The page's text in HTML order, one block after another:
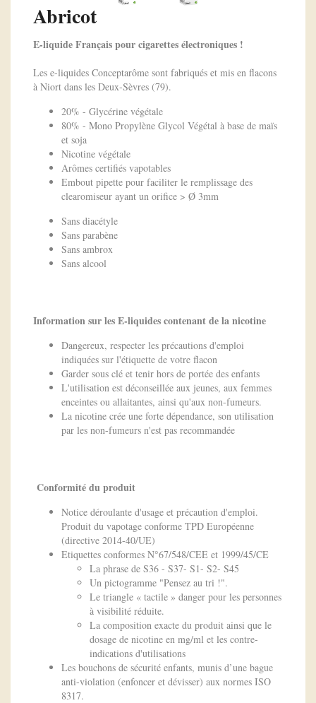
Abricot
E-liquide Français pour cigarettes électroniques !
Les e-liquides Conceptarôme sont fabriqués et mis en flacons
à Niort dans les Deux-Sèvres (79).
20% - Glycérine végétale
80% - Mono Propylène Glycol Végétal à base de maïs
et soja
Nicotine végétale
Arômes certifiés vapotables
Embout pipette pour faciliter le remplissage des
clearomiseur ayant un orifice > Ø 3mm
Sans diacétyle
Sans parabène
Sans ambrox
Sans alcool
Information sur les E-liquides contenant de la nicotine
Dangereux, respecter les précautions d'emploi
indiquées sur l'étiquette de votre flacon
Garder sous clé et tenir hors de portée des enfants
L'utilisation est déconseillée aux jeunes, aux femmes
enceintes ou allaitantes, ainsi qu'aux non-fumeurs.
La nicotine crée une forte dépendance, son utilisation
par les non-fumeurs n'est pas recommandée
Conformité du produit
Notice déroulante d'usage et précaution d'emploi.
Produit du vapotage conforme TPD Européenne
(directive 2014-40/UE)
Etiquettes conformes N°67/548/CEE et 1999/45/CE
La phrase de S36 - S37- S1- S2- S45
Un pictogramme "Pensez au tri !".
Le triangle « tactile » danger pour les personnes
à visibilité réduite.
La composition exacte du produit ainsi que le
dosage de nicotine en mg/ml et les contre-
indications d'utilisations
Les bouchons de sécurité enfants, munis d’une bague
anti-violation (enfoncer et dévisser) aux normes ISO
8317.